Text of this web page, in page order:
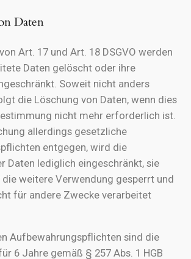
Daten
Art. 17 und Art. 18 DSGVO werden
Daten gelöscht oder ihre
Soweit nicht anders
die Löschung von Daten, wenn dies
nicht mehr erforderlich ist.
allerdings gesetzliche
entgegen, wird die
Daten lediglich eingeschränkt, sie
weitere Verwendung gesperrt und
für andere Zwecke verarbeitet
Aufbewahrungspflichten sind die
6 Jahre gemäß § 257 Abs. 1 HGB